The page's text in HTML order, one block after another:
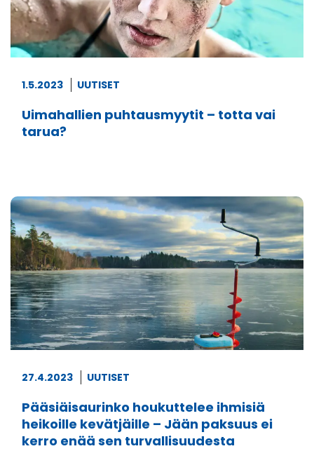
1.5.2023 UUTISET
Uimahallien puhtausmyytit – totta vai
tarua?
27.4.2023 UUTISET
Pääsiäisaurinko houkuttelee ihmisiä
heikoille kevätjäille – Jään paksuus ei
kerro enää sen turvallisuudesta